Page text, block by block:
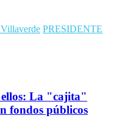
PRESIDENTE
La "cajita"
fondos públicos